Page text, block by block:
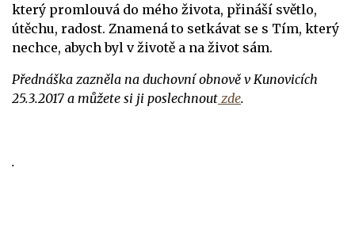
který promlouvá do mého života, přináší světlo,
útěchu, radost. Znamená to setkávat se s Tím, který
nechce, abych byl v životě a na život sám.
Přednáška zazněla na duchovní obnově v Kunovicích
25.3.2017 a můžete si ji poslechnout zde.
.